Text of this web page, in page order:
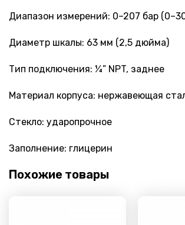
Диапазон измерений: 0–207 бар
Диаметр шкалы: 63 мм (2,5 дюйма)
Тип подключения: ¼” NPT, заднее
Материал корпуса: нержавеющая
Стекло: ударопрочное
Заполнение: глицерин
Похожие товары